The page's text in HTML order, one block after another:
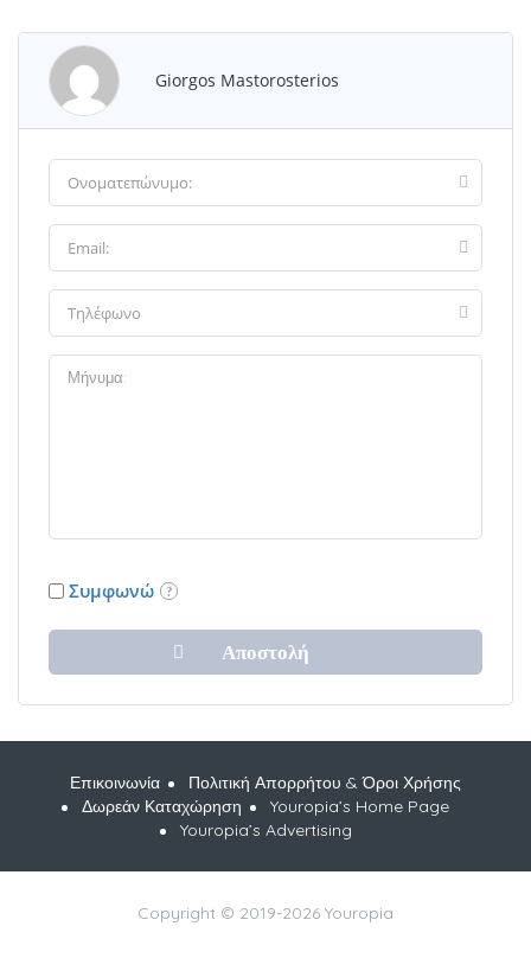
Giorgos Mastorosterios
Συμφωνώ
Επικοινωνία
Πολιτική Απορρήτου & Όροι Χρήσης
Δωρεάν Καταχώρηση
Youropia’s Home Page
Youropia’s Advertising
Copyright © 2019-2026 Youropia